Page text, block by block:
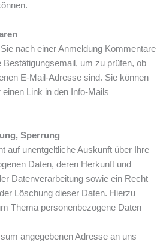
nach einer Anmeldung Kommentare
Bestätigungsemail, um zu prüfen, ob
E-Mail-Adresse sind. Sie können
Link in den Info-Mails
Sperrung
auf unentgeltliche Auskunft über Ihre
Daten, deren Herkunft und
Datenverarbeitung sowie ein Recht
Löschung dieser Daten. Hierzu
Thema personenbezogene Daten
angegebenen Adresse an uns